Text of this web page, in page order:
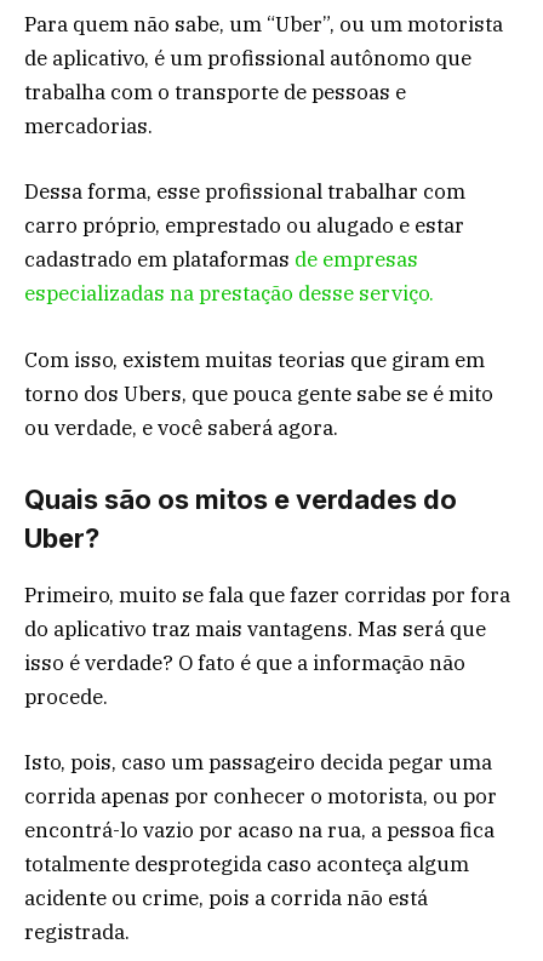
Para quem não sabe, um “Uber”, ou um motorista
de aplicativo, é um profissional autônomo que
trabalha com o transporte de pessoas e
mercadorias.
Dessa forma, esse profissional trabalhar com
carro próprio, emprestado ou alugado e estar
cadastrado em plataformas de empresas
especializadas na prestação desse serviço.
Com isso, existem muitas teorias que giram em
torno dos Ubers, que pouca gente sabe se é mito
ou verdade, e você saberá agora.
Quais são os mitos e verdades do
Uber?
Primeiro, muito se fala que fazer corridas por fora
do aplicativo traz mais vantagens. Mas será que
isso é verdade? O fato é que a informação não
procede.
Isto, pois, caso um passageiro decida pegar uma
corrida apenas por conhecer o motorista, ou por
encontrá-lo vazio por acaso na rua, a pessoa fica
totalmente desprotegida caso aconteça algum
acidente ou crime, pois a corrida não está
registrada.